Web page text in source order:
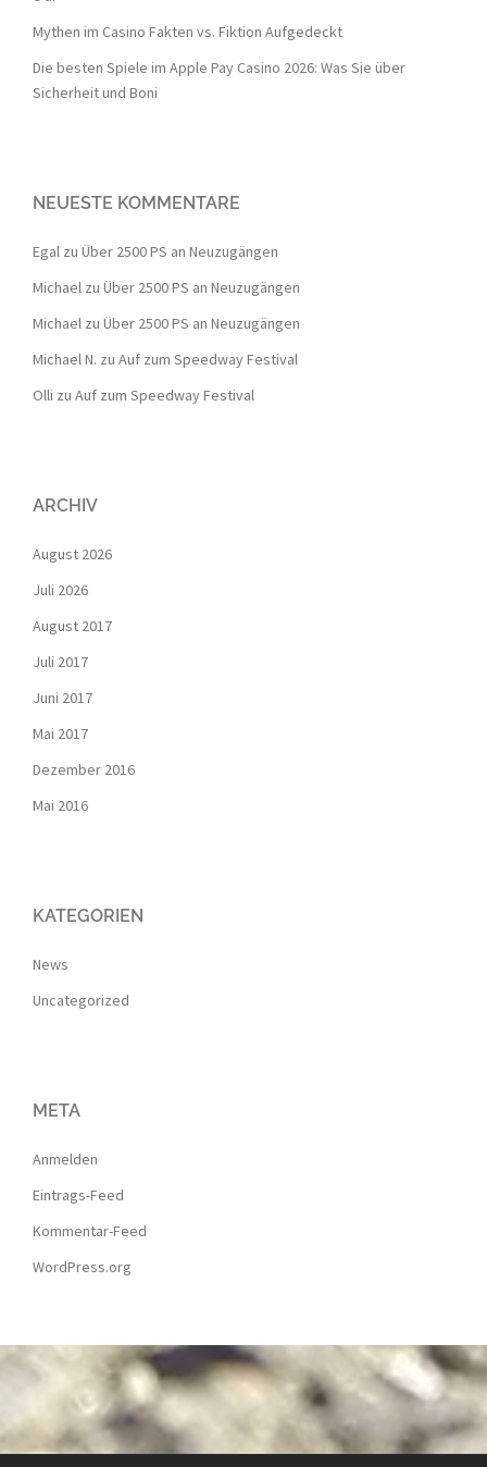
Mythen im Casino Fakten vs. Fiktion Aufgedeckt
Die besten Spiele im Apple Pay Casino 2026: Was Sie über
Sicherheit und Boni
NEUESTE KOMMENTARE
Egal zu Über 2500 PS an Neuzugängen
Michael zu Über 2500 PS an Neuzugängen
Michael zu Über 2500 PS an Neuzugängen
Michael N. zu Auf zum Speedway Festival
Olli zu Auf zum Speedway Festival
ARCHIV
August 2026
Juli 2026
August 2017
Juli 2017
Juni 2017
Mai 2017
Dezember 2016
Mai 2016
KATEGORIEN
News
Uncategorized
META
Anmelden
Eintrags-Feed
Kommentar-Feed
WordPress.org